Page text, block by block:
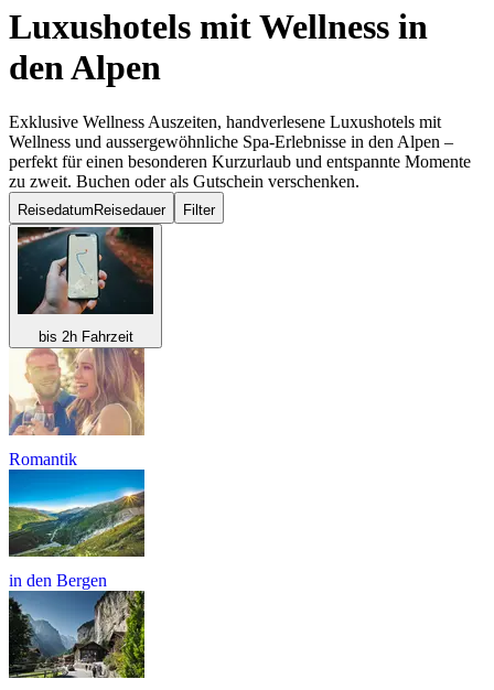
Luxushotels mit Wellness in
den Alpen
Exklusive Wellness Auszeiten, handverlesene Luxushotels mit
Wellness und aussergewöhnliche Spa-Erlebnisse in den Alpen –
perfekt für einen besonderen Kurzurlaub und entspannte Momente
zu zweit. Buchen oder als Gutschein verschenken.
Reisedatum Reisedauer Filter
bis 2h Fahrzeit
Romantik
in den Bergen